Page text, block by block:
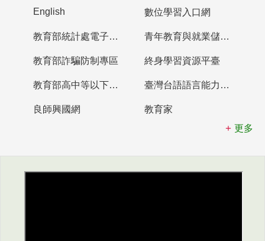
English 數位學習入口網
教育部統計處電子書櫃 青年教育與就業儲蓄帳戶
教育部詐騙防制專區 終身學習資源平臺
教育部高中等以下學校及幼兒園教師資格檢定考試 臺灣台語語言能力認證網站
良師興國網
教育家
更多